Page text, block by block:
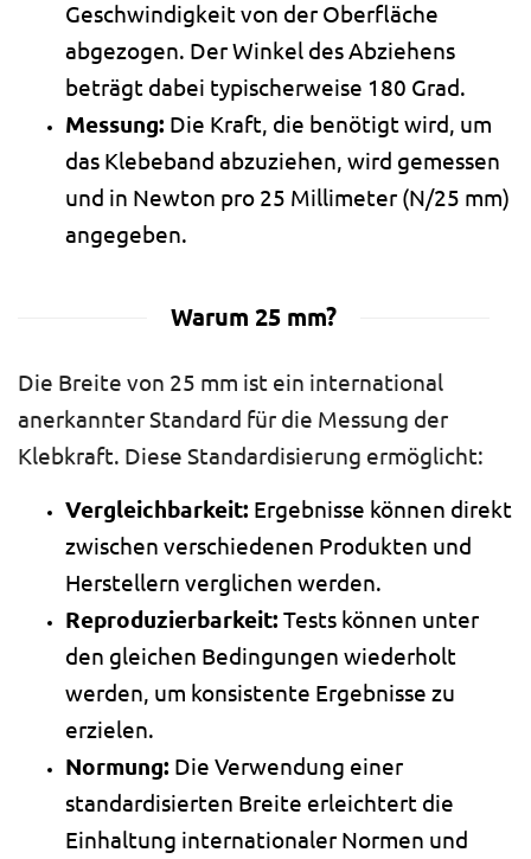
Geschwindigkeit von der Oberfläche
abgezogen. Der Winkel des Abziehens
beträgt dabei typischerweise 180 Grad.
Messung: Die Kraft, die benötigt wird, um
das Klebeband abzuziehen, wird gemessen
und in Newton pro 25 Millimeter (N/25 mm)
angegeben.
Warum 25 mm?
Die Breite von 25 mm ist ein international
anerkannter Standard für die Messung der
Klebkraft. Diese Standardisierung ermöglicht:
Vergleichbarkeit: Ergebnisse können direkt
zwischen verschiedenen Produkten und
Herstellern verglichen werden.
Reproduzierbarkeit: Tests können unter
den gleichen Bedingungen wiederholt
werden, um konsistente Ergebnisse zu
erzielen.
Normung: Die Verwendung einer
standardisierten Breite erleichtert die
Einhaltung internationaler Normen und